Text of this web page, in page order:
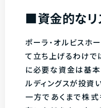
■資金的なリ
ポーラ・オルビスホ
て立ち上げるわけで
に必要な資金は基本
ルディングスが投資
一方であくまで株